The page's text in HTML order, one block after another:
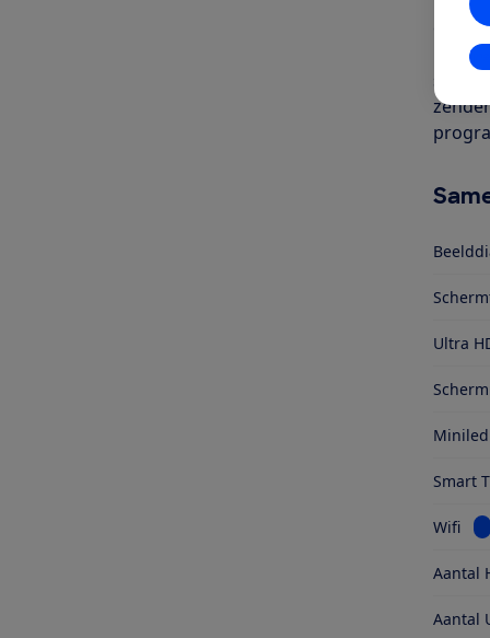
een
Ultra
Miniled
Smart
Wifi
Aantal
Aantal